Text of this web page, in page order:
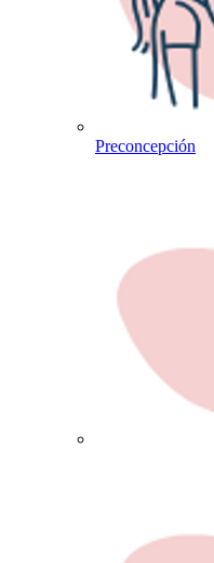
Preconcepción